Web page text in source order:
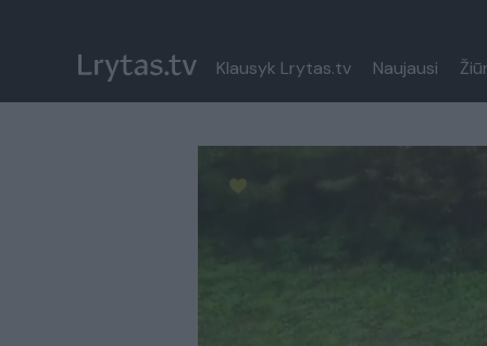
Klausyk Lrytas.tv Naujausi